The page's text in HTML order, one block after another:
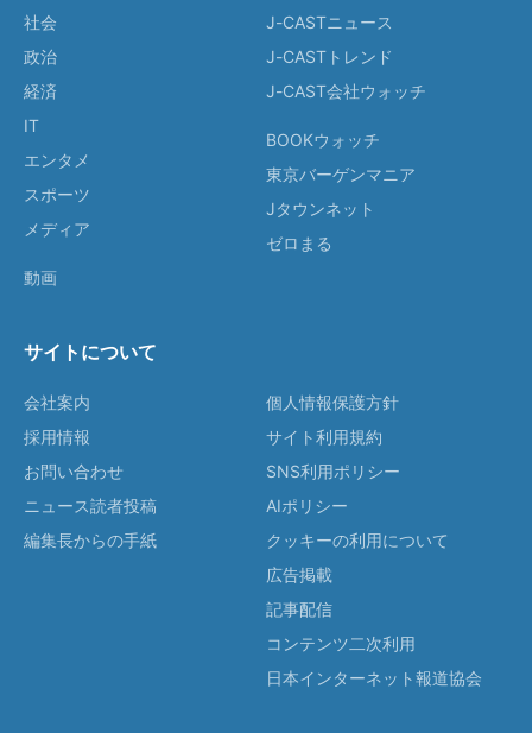
社会
政治
経済
IT
エンタメ
スポーツ
メディア
動画
J-CASTニュース
J-CASTトレンド
J-CAST会社ウォッチ
BOOKウォッチ
東京バーゲンマニア
Jタウンネット
ゼロまる
サイトについて
会社案内
採用情報
お問い合わせ
ニュース読者投稿
編集長からの手紙
個人情報保護方針
サイト利用規約
SNS利用ポリシー
AIポリシー
クッキーの利用について
広告掲載
記事配信
コンテンツ二次利用
日本インターネット報道協会